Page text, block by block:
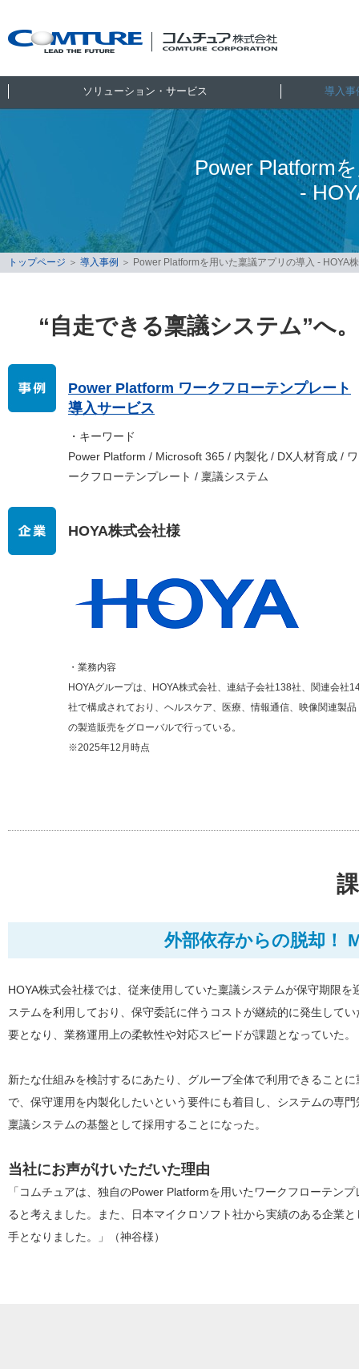
ソリューション・サービス 導入事
Power Platform
-
トップページ ＞ 導入事例 ＞ Power Platformを用いた稟議アプリの導入 ‐ HOYA
“自走できる稟議システム”へ
Power Platform ワークフローテンプレート
導入サービス
・キーワード
Power Platform / Microsoft 365 / 内製化 / DX人材育成 / ワ
ークフローテンプレート / 稟議システム
HOYA株式会社様
・業務内容
HOYAグループは、HOYA株式会社、連結子会社138社、関連会社
社で構成されており、ヘルスケア、医療、情報通信、映像関連製品
の製造販売をグローバルで行っている。
※2025年12月時点
外部依存からの脱却！
HOYA株式会社様では、従来使用していた稟議システムが保守期限
ステムを利用しており、保守委託に伴うコストが継続的に発生して
要となり、業務運用上の柔軟性や対応スピードが課題となっていた。
新たな仕組みを検討するにあたり、グループ全体で利用できること
で、保守運用を内製化したいという要件にも着目し、システムの専
稟議システムの基盤として採用することになった。
当社にお声がけいただいた理由
「コムチュアは、独自のPower Platformを用いたワークフローテン
ると考えました。また、日本マイクロソフト社から実績のある企業
手となりました。」（神谷様）